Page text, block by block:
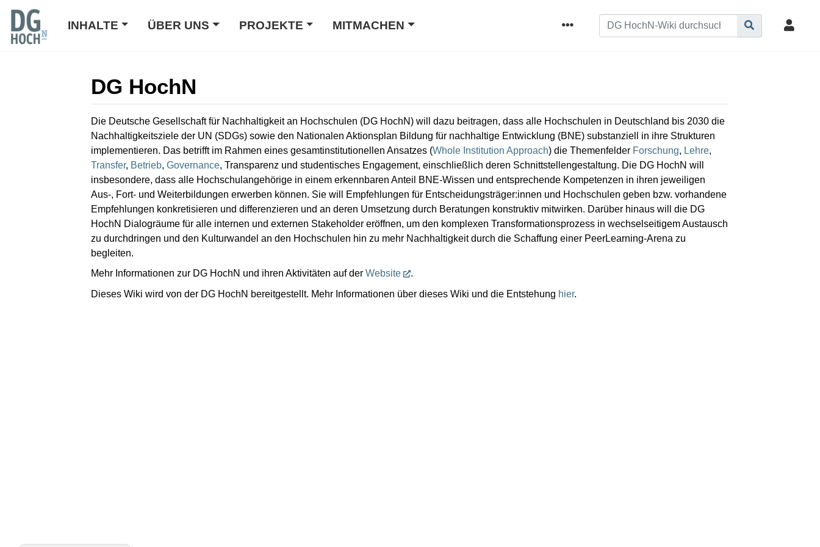
INHALTE ÜBER UNS PROJEKTE MITMACHEN
DG HochN
Wechseln zu:Navigation,Suche
Die Deutsche Gesellschaft für Nachhaltigkeit an Hochschulen (DG HochN) will dazu beitragen, dass alle Hochschulen in Deutschland bis 2030 die
Nachhaltigkeitsziele der UN (SDGs) sowie den Nationalen Aktionsplan Bildung für nachhaltige Entwicklung (BNE) substanziell in ihre Strukturen
implementieren. Das betrifft im Rahmen eines gesamtinstitutionellen Ansatzes (Whole Institution Approach) die Themenfelder Forschung, Lehre,
Transfer, Betrieb, Governance, Transparenz und studentisches Engagement, einschließlich deren Schnittstellengestaltung. Die DG HochN will
insbesondere, dass alle Hochschulangehörige in einem erkennbaren Anteil BNE-Wissen und entsprechende Kompetenzen in ihren jeweiligen
Aus-, Fort- und Weiterbildungen erwerben können. Sie will Empfehlungen für Entscheidungsträger:innen und Hochschulen geben bzw. vorhandene
Empfehlungen konkretisieren und differenzieren und an deren Umsetzung durch Beratungen konstruktiv mitwirken. Darüber hinaus will die DG
HochN Dialogräume für alle internen und externen Stakeholder eröffnen, um den komplexen Transformationsprozess in wechselseitigem Austausch
zu durchdringen und den Kulturwandel an den Hochschulen hin zu mehr Nachhaltigkeit durch die Schaffung einer PeerLearning-Arena zu
begleiten.
Mehr Informationen zur DG HochN und ihren Aktivitäten auf der Website
.
Dieses Wiki wird von der DG HochN bereitgestellt. Mehr Informationen über dieses Wiki und die Entstehung hier.